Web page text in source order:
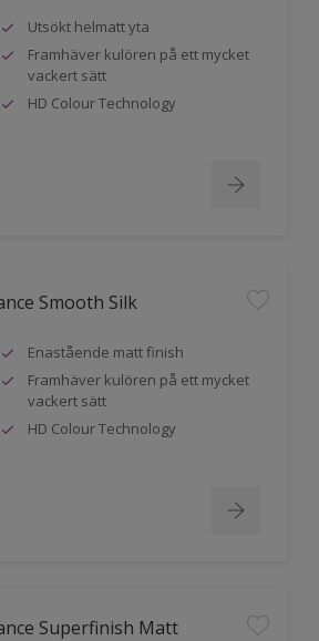
Utsökt helmatt yta
Framhäver kulören på ett mycket
vackert sätt
HD Colour Technology
Smooth Silk
Enastående matt finish
Framhäver kulören på ett mycket
vackert sätt
HD Colour Technology
Superfinish Matt